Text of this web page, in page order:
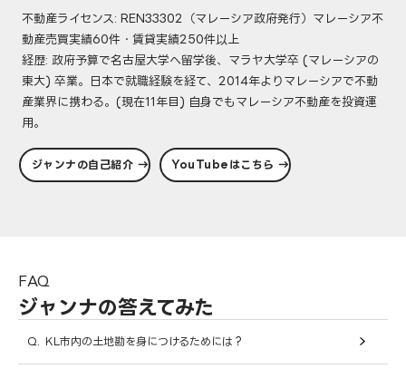
不動産ライセンス: REN33302（マレーシア政府発行）マレーシア不
動産売買実績60件・賃貸実績250件以上
経歴: 政府予算で名古屋大学へ留学後、マラヤ大学卒 (マレーシアの
東大) 卒業。日本で就職経験を経て、2014年よりマレーシアで不動
産業界に携わる。(現在11年目) 自身でもマレーシア不動産を投資運
用。
ジャンナの自己紹介 → YouTubeはこちら →
FAQ
ジャンナの答えてみた
Q. KL市内の土地勘を身につけるためには？